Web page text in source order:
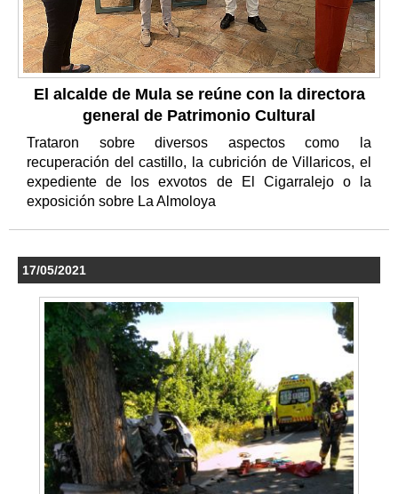
El alcalde de Mula se reúne con la directora
general de Patrimonio Cultural
Trataron sobre diversos aspectos como la
recuperación del castillo, la cubrición de Villaricos, el
expediente de los exvotos de El Cigarralejo o la
exposición sobre La Almoloya
17/05/2021